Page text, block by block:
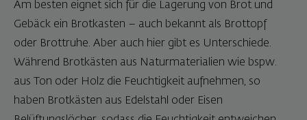
Am besten eignet sich für die Lagerung von Brot und
Gebäck ein Brotkasten – auch bekannt als Brottopf
oder Brottruhe. Aber auch hier gibt es Unterschiede.
Während Brotkästen aus Naturmaterialien wie bspw.
aus Ton oder Holz die Feuchtigkeit aufnehmen, so
haben Brotkästen aus Edelstahl oder Eisen